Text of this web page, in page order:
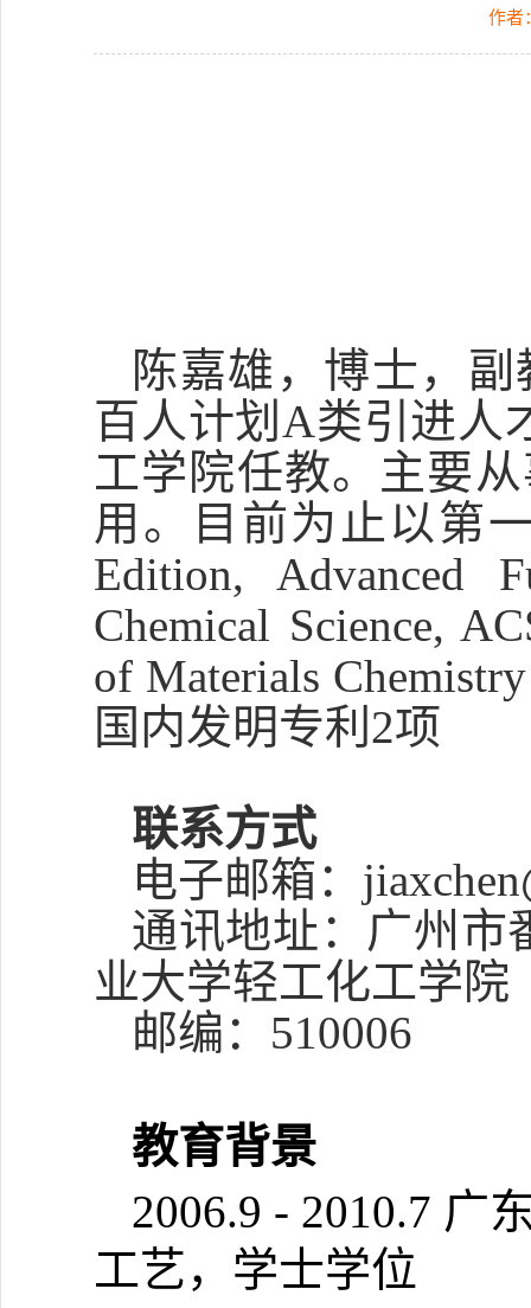
作者
陈嘉雄，博士，
百人计划 A类引进人
工学院任教。 主要
用。
目前为止以第
Edition, Advanced
Chemical Science,
of Materials
国内发明专利 2项
联系方式
电子邮箱：
通讯地址：广州市
业大学轻工化工学院
邮编： 510006
教育背景
2006.9 - 2010.7 广
工艺，学士学位